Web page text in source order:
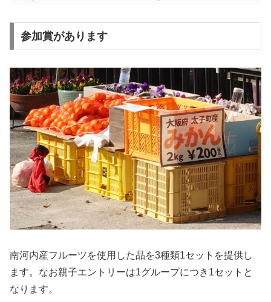
参加賞があります
南河内産フルーツを使用した品を3種類1セットを提供し
ます。なお親子エントリーは1グループにつき1セットと
なります。